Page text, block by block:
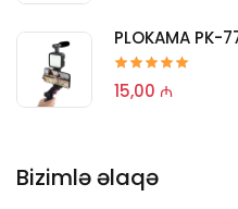
PLOKAMA
15,00 ₼
Bizimlə əlaqə